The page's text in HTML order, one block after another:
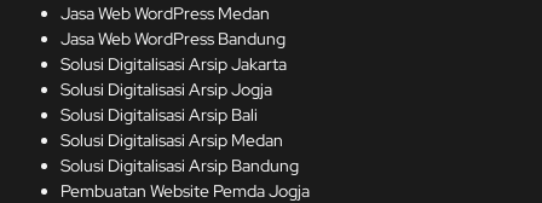
Jasa Web WordPress Medan
Jasa Web WordPress Bandung
Solusi Digitalisasi Arsip Jakarta
Solusi Digitalisasi Arsip Jogja
Solusi Digitalisasi Arsip Bali
Solusi Digitalisasi Arsip Medan
Solusi Digitalisasi Arsip Bandung
Pembuatan Website Pemda Jogja